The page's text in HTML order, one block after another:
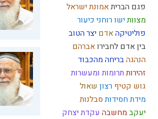
פגם הבריתאמונת ישראל
מצוותישורוחני כיעור
פוליטיקהאדם יצר הטוב
בין אדם לחבירואברהם
הנהגהבריחה מהכבוד
זהירותתרומות ומעשרות
גוש קטיף רצון שאול
מידת חסידותסבלנות
יעקבמחשבה עקדת יצחק